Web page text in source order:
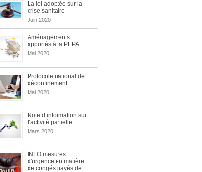
La loi adoptée sur la
crise sanitaire
Juin 2020
Aménagements
apportés à la PEPA
Mai 2020
Protocole national de
déconfinement
Mai 2020
Note d’information sur
l’activité partielle ...
Mars 2020
INFO mesures
d'urgence en matière
de congés payés de ...